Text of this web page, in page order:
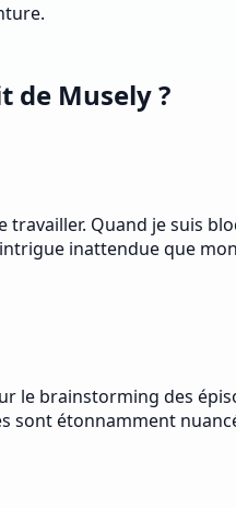
de Musely ?
Quand je suis
inattendue que
le brainstorming des
sont étonnamment